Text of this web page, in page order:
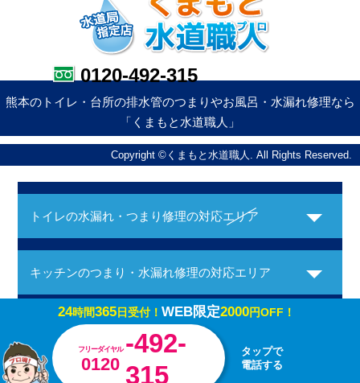
0120-492-315
熊本のトイレ・台所の排水管のつまりやお風呂・水漏れ修理なら
「くまもと水道職人」
Copyright ©くまもと水道職人. All Rights Reserved.
トイレの水漏れ・つまり修理の対応エリア
キッチンのつまり・水漏れ修理の対応エリア
お風呂の水漏れ・つまり修理の対応エリア
24時間365日受付！ WEB限定2000円OFF！
フリーダイヤル
0120
-492-
315
タップで
電話する